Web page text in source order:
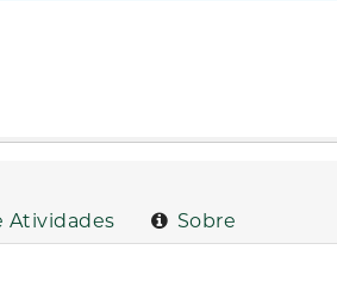
Atividades Sobre